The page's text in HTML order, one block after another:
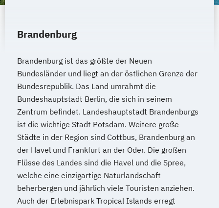
Brandenburg
Brandenburg ist das größte der Neuen
Bundesländer und liegt an der östlichen Grenze der
Bundesrepublik. Das Land umrahmt die
Bundeshauptstadt Berlin, die sich in seinem
Zentrum befindet. Landeshauptstadt Brandenburgs
ist die wichtige Stadt Potsdam. Weitere große
Städte in der Region sind Cottbus, Brandenburg an
der Havel und Frankfurt an der Oder. Die großen
Flüsse des Landes sind die Havel und die Spree,
welche eine einzigartige Naturlandschaft
beherbergen und jährlich viele Touristen anziehen.
Auch der Erlebnispark Tropical Islands erregt